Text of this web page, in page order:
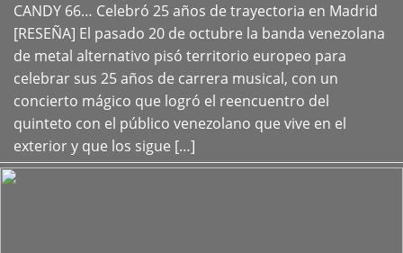
CANDY 66… Celebró 25 años de trayectoria en Madrid
[RESEÑA] El pasado 20 de octubre la banda venezolana
de metal alternativo pisó territorio europeo para
celebrar sus 25 años de carrera musical, con un
concierto mágico que logró el reencuentro del
quinteto con el público venezolano que vive en el
exterior y que los sigue […]
+